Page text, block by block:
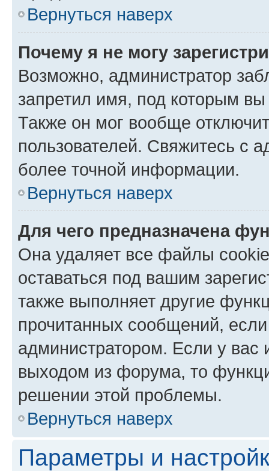
Вернуться наверх
Почему я не могу
Возможно, администратор
запретил имя, под которым вы
Также он мог вообще
пользователей. Свяжитесь с
более точной информации.
Вернуться наверх
Для чего предназначена
Она удаляет все файлы
оставаться под вашим
также выполняет другие
прочитанных сообщений,
администратором. Если у
выходом из форума, то
решении этой проблемы.
Вернуться наверх
Параметры и